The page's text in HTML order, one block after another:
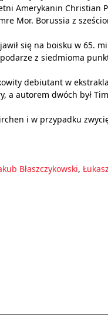
Amerykanin Christian
Mor. Borussia z
się na boisku w 65.
z siedmioma
debiutant w
a autorem dwóch był
i w przypadku
Błaszczykowski,